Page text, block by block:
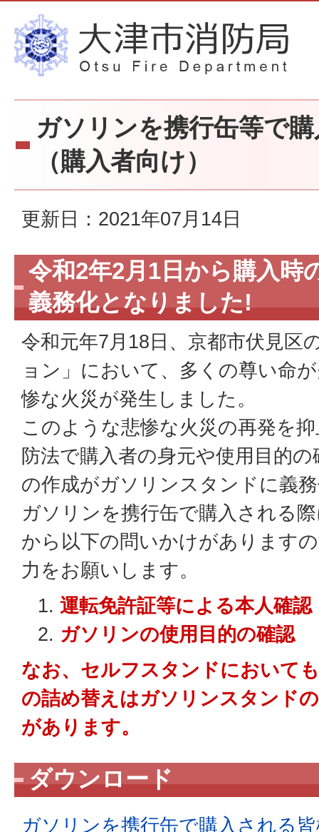
ガソリンを携行缶等で
（購入者向け）
更新日：2021年07月14日
令和2年2月1日から購入時
義務化となりました!
令和元年7月18日、京都市伏見区
ョン」において、多くの尊い命
惨な火災が発生しました。
このような悲惨な火災の再発を
防法で購入者の身元や使用目的
の作成がガソリンスタンドに義
ガソリンを携行缶で購入される
から以下の問いかけがあります
力をお願いします。
運転免許証等による本人確認
ガソリンの使用目的の確認
なお、セルフスタンドにおいて
の詰め替えはガソリンスタンド
があります。
ダウンロード
ガソリンを携行缶で購入される